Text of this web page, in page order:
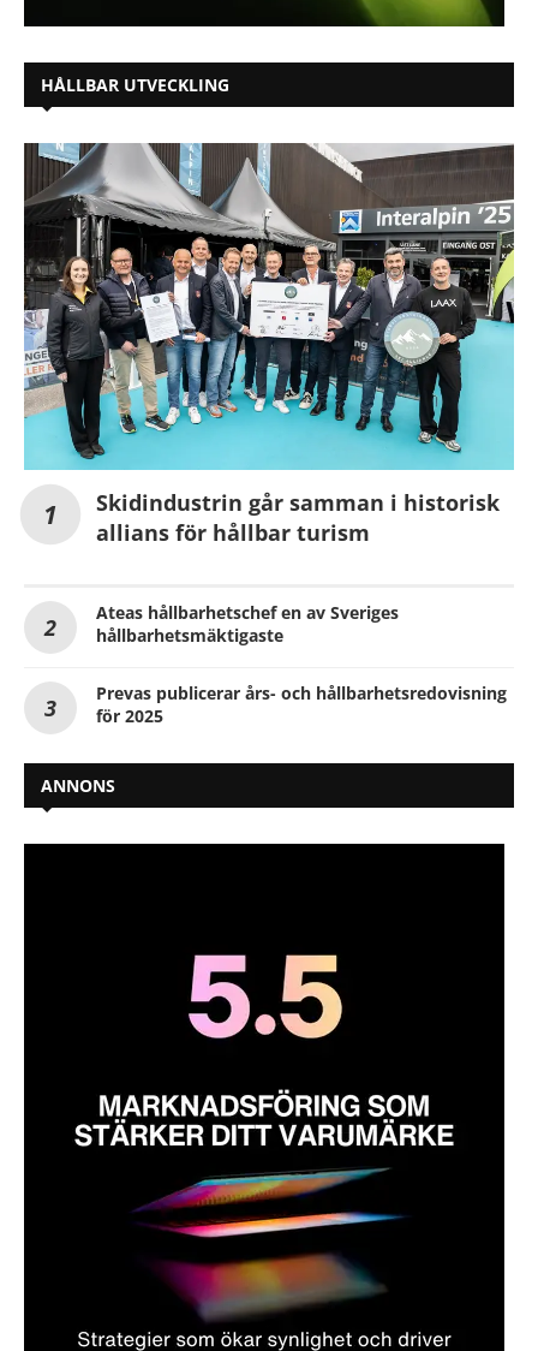
HÅLLBAR UTVECKLING
Skidindustrin går samman i historisk
allians för hållbar turism
Ateas hållbarhetschef en av Sveriges
hållbarhetsmäktigaste
Prevas publicerar års- och hållbarhetsredovisning
för 2025
ANNONS